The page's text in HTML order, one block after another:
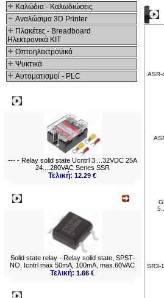
Καλώδια - Καλωδιώσεις
Αναλώσιμα 3D Printer
Πλακέτες - Breadboard
Ηλεκτρονικά ΚΙΤ
Οπτοηλεκτρονικά
Ψυκτικά
Αυτοματισμοί - PLC
--- - Relay solid state Ucntrl 3....32VDC 25A
24....280VAC Series SSR
Τελική:12.29 €
Solid state relay - Relay solid state, SPST-
NO, Icntrl max 50mA, 100mA, max.60VAC
Τελική:1.66 €
ASR-
SR3-